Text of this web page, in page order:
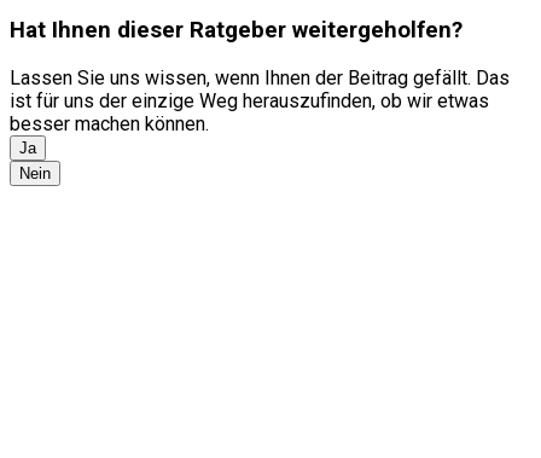
Hat Ihnen dieser Ratgeber weitergeholfen?
Lassen Sie uns wissen, wenn Ihnen der Beitrag gefällt. Das
ist für uns der einzige Weg herauszufinden, ob wir etwas
besser machen können.
Ja
Nein